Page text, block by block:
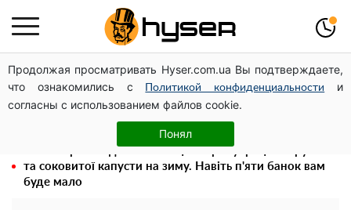
Продолжая просматривать Hyser.com.ua Вы подтверждаете,
что ознакомились с
Политикой конфиденциальности
и
согласны с использованием файлов cookie.
Понял
Посол ОБСЄ вдруге відвідав місце російського удару
по житловому будинку на Подолі
Олена Тополя злив відео – це далеко не все: фронтмен
"Антитіла" Тарас Тополя став наступним
та соковитої капусти на зиму. Навіть п'яти банок вам
буде мало